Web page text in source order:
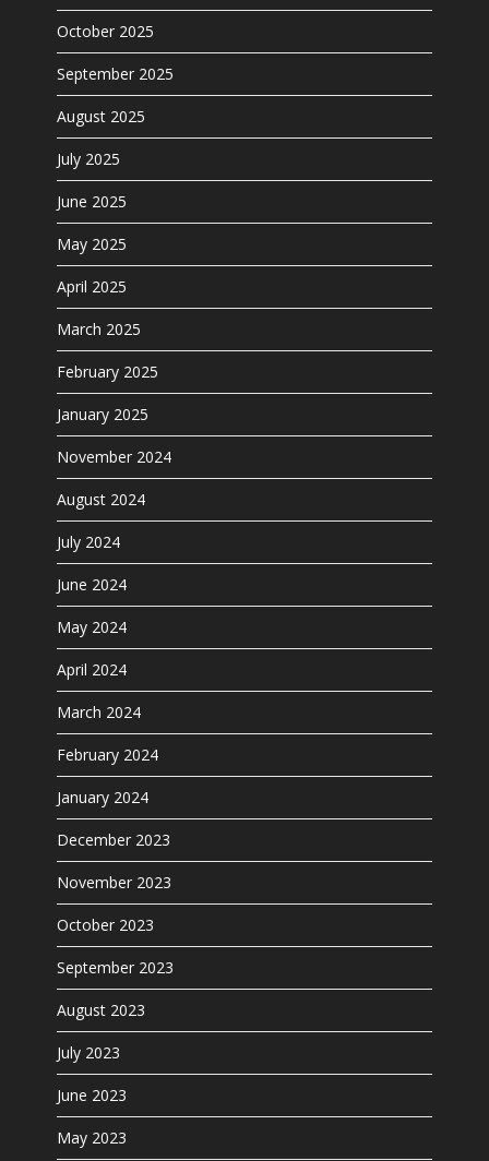
October 2025
September 2025
August 2025
July 2025
June 2025
May 2025
April 2025
March 2025
February 2025
January 2025
November 2024
August 2024
July 2024
June 2024
May 2024
April 2024
March 2024
February 2024
January 2024
December 2023
November 2023
October 2023
September 2023
August 2023
July 2023
June 2023
May 2023